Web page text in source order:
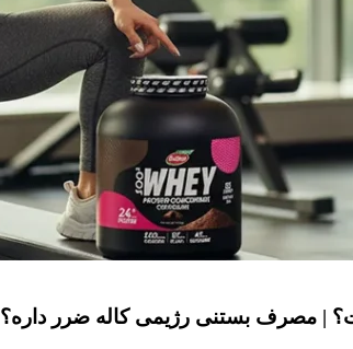
| مصرف بستنی رژیمی کاله ضرر داره؟